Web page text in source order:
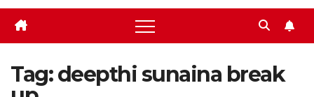
Tag:deepthi sunaina break